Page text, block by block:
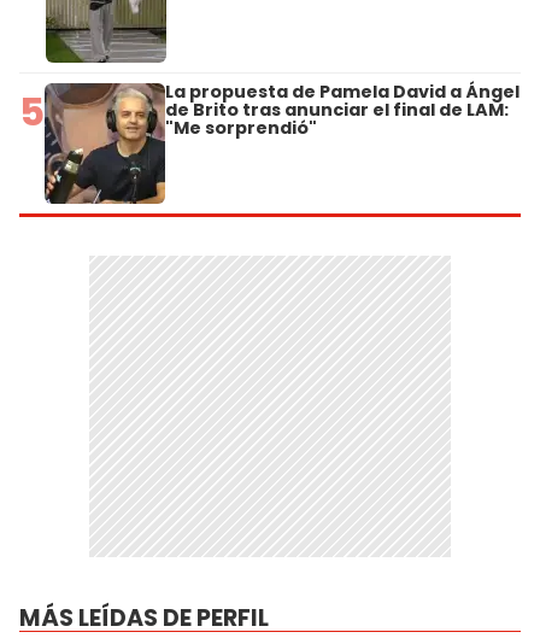
5 La propuesta de Pamela David a Ángel
de Brito tras anunciar el final de LAM:
"Me sorprendió"
MÁS LEÍDAS DE PERFIL